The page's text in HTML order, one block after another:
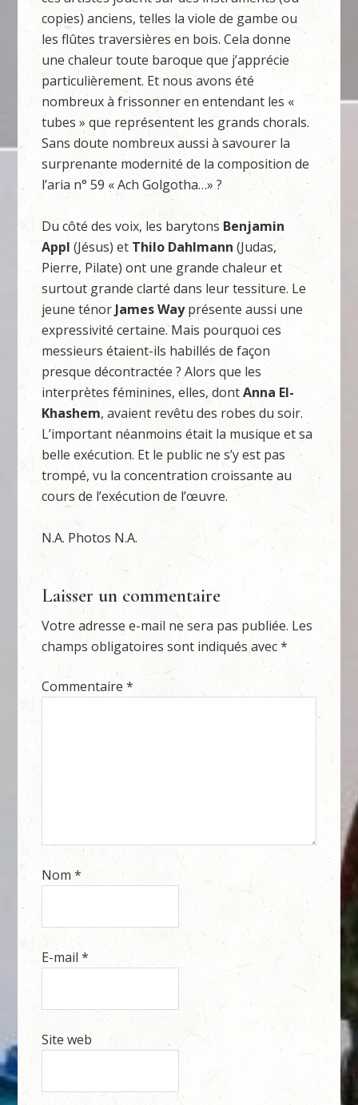
copies) anciens, telles la viole de gambe ou
les flûtes traversières en bois. Cela donne
une chaleur toute baroque que j’apprécie
particulièrement. Et nous avons été
nombreux à frissonner en entendant les «
tubes » que représentent les grands chorals.
Sans doute nombreux aussi à savourer la
surprenante modernité de la composition de
l’aria n° 59 « Ach Golgotha…» ?
Du côté des voix, les barytonsBenjamin
Appl (Jésus) etThilo Dahlmann (Judas,
Pierre, Pilate) ont une grande chaleur et
surtout grande clarté dans leur tessiture. Le
jeune ténor James Wayprésente aussi une
expressivité certaine. Mais pourquoi ces
messieurs étaient-ils habillés de façon
presque décontractée ? Alors que les
interprètes féminines, elles, dontAnna El-
Khashem, avaient revêtu des robes du soir.
L’important néanmoins était la musique et sa
belle exécution. Et le public ne s’y est pas
trompé, vu la concentration croissante au
cours de l’exécution de l’œuvre.
N.A. Photos N.A.
Laisser un commentaire
Votre adresse e-mail ne sera pas publiée. Les
champs obligatoires sont indiqués avec*
Commentaire*
Nom*
E-mail*
Site web